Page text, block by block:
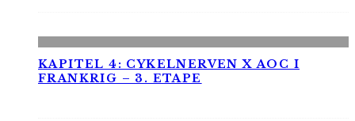
KAPITEL 4: CYKELNERVEN X AOC I
FRANKRIG – 3. ETAPE